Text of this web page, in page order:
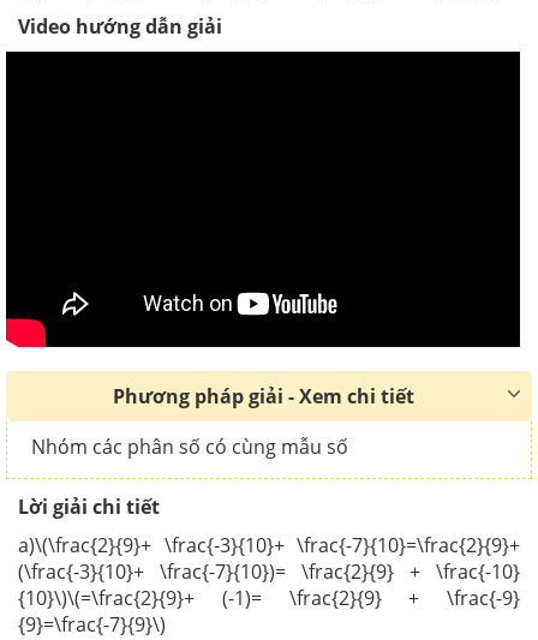
Video hướng dẫn giải
Phương pháp giải - Xem chi tiết
Nhóm các phân số có cùng mẫu số
Lời giải chi tiết
a)\(\frac{2}{9}+ \frac{-3}{10}+ \frac{-7}{10}=\frac{2}{9}+
(\frac{-3}{10}+ \frac{-7}{10})= \frac{2}{9} + \frac{-10}
{10}\)\(=\frac{2}{9}+ (-1)= \frac{2}{9} + \frac{-9}
{9}=\frac{-7}{9}\)